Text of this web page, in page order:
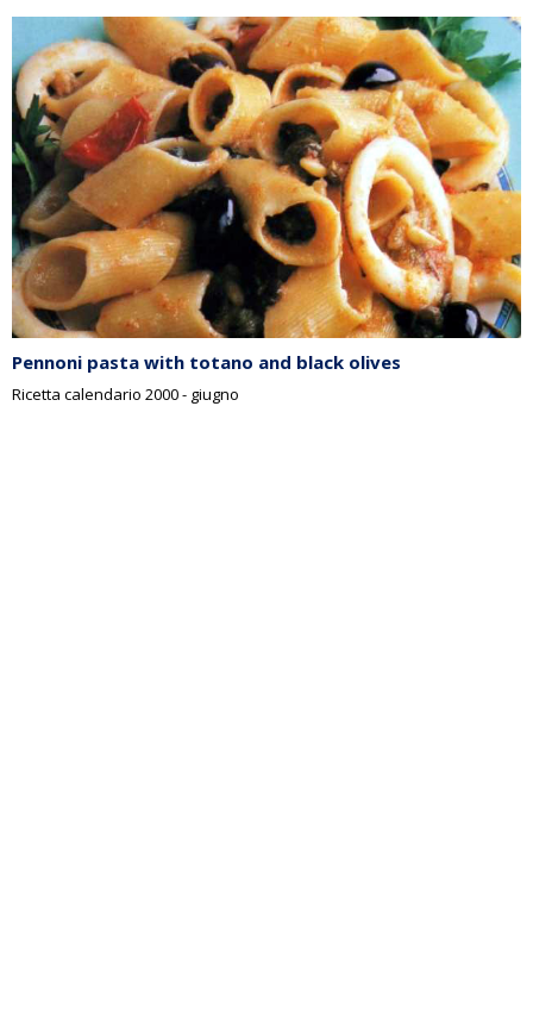
Pennoni pasta with totano and black olives
Ricetta calendario 2000 - giugno